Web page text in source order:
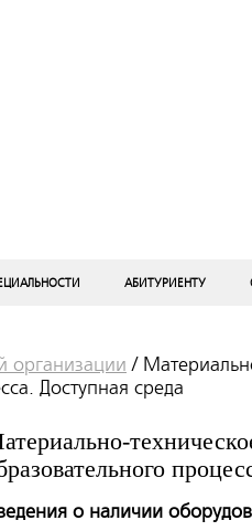
АБИТУРИЕНТУ
организации /
Доступная среда
о наличии